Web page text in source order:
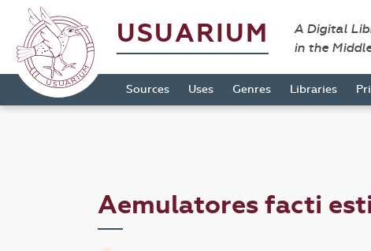
USUARIUM
A Digital
in the
Sources Uses Genres Libraries
Aemulatores facti